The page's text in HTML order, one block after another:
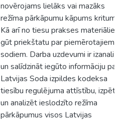
novērojams lielāks vai mazāks
režīma pārkāpumu kāpums kritums.
Kā arī no tiesu prakses materiāliem
gūt priekštatu par piemērotajiem
sodiem. Darba uzdevumi ir
un salīdzināt iegūto informāciju par
Latvijas Soda izpildes kodeksa
tiesību regulējuma attīstību, izpētīt
un analizēt ieslodzīto režīma
pārkāpumus visos Latvijas